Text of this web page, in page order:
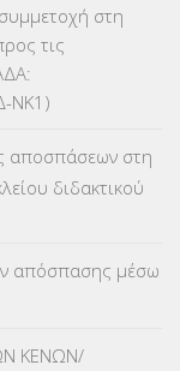
(135)
στη
τις
ΝΚ1)
αποσπάσεων στη
διδακτικού
απόσπασης μέσω
ΚΕΝΩΝ/